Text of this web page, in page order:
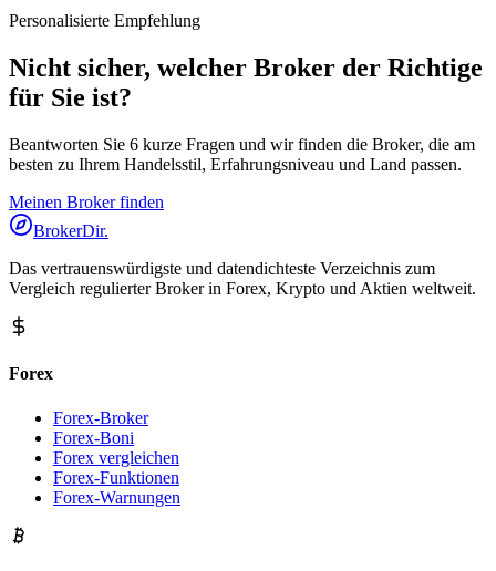
Personalisierte Empfehlung
Nicht sicher, welcher Broker der Richtige
für Sie ist?
Beantworten Sie 6 kurze Fragen und wir finden die Broker, die am
besten zu Ihrem Handelsstil, Erfahrungsniveau und Land passen.
Meinen Broker finden
BrokerDir.
Das vertrauenswürdigste und datendichteste Verzeichnis zum
Vergleich regulierter Broker in Forex, Krypto und Aktien weltweit.
Forex
Forex-Broker
Forex-Boni
Forex vergleichen
Forex-Funktionen
Forex-Warnungen